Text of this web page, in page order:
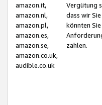
amazon.it,
amazon.nl,
amazon.pl,
amazon.es,
amazon.se,
amazon.co.uk,
audible.co.uk
Vergütung
dass wir
könnten
zahlen.